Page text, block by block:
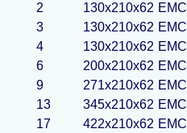
2
130x210x62
3
130x210x62
4
130x210x62
6
200x210x62
9
271x210x62
13
345x210x62
17
422x210x62